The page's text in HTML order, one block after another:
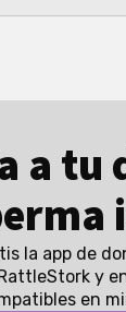
a tu
la app de
y
en